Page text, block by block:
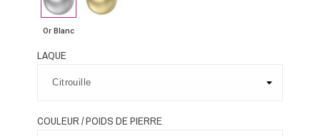
Blanc
Or Blanc
Jaune
LAQUE
COULEUR / POIDS DE PIERRE